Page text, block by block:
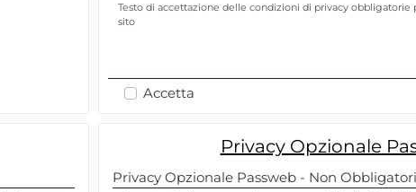
Testo di accettazione delle condizioni di privacy obbligatorie
sito
Accetta
Privacy Opzionale
Privacy Opzionale Passweb - Non